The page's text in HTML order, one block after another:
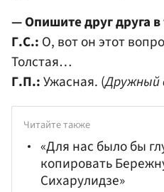
— Опишите друг друга в
Г.С.: О, вот он этот
Толстая…
Г.П.:Ужасная. (Дружный
Читайте также
«Для нас было бы
копировать
Сихарулидзе»